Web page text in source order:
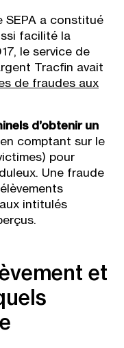
SEPA a constitué
facilité la
le service de
Tracfin avait
de fraudes aux
d’obtenir un
comptant sur le
pour
Une fraude
intitulés
et